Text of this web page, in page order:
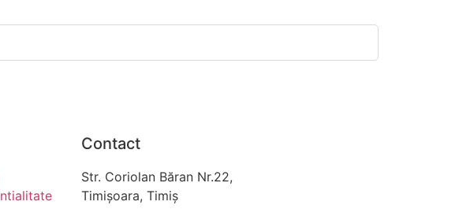
Contact
Str. Coriolan Băran Nr.22,
Timișoara, Timiș